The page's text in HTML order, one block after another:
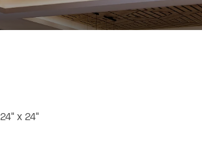
24" x 24"